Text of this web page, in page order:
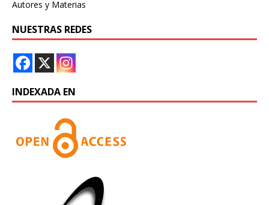
Autores y Materias
NUESTRAS REDES
INDEXADA EN